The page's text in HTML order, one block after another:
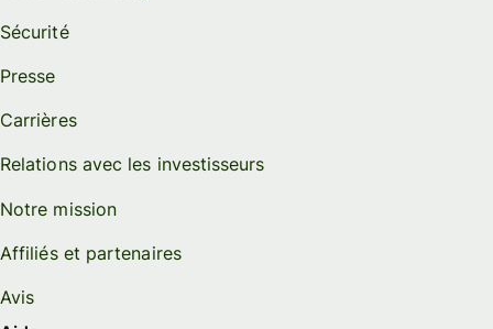
Sécurité
Presse
Carrières
Relations avec les investisseurs
Notre mission
Affiliés et partenaires
Avis